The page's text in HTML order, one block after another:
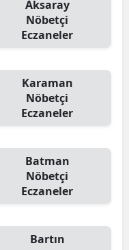
Aksaray
Nöbetçi
Eczaneler
Karaman
Nöbetçi
Eczaneler
Batman
Nöbetçi
Eczaneler
Bartın